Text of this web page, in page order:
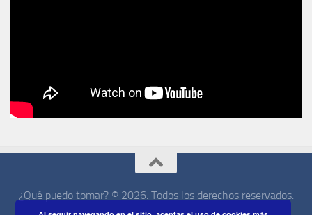
¿Qué puedo tomar? © 2026. Todos los derechos reservados.